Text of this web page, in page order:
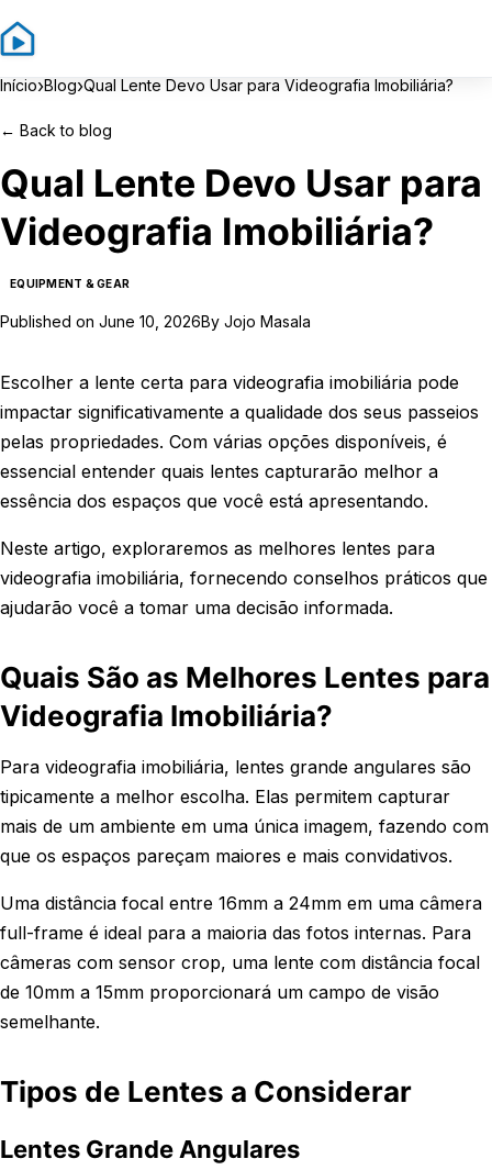
Início›Blog›Qual Lente Devo Usar para Videografia Imobiliária?
← Back to blog
Qual Lente Devo Usar para
Videografia Imobiliária?
EQUIPMENT & GEAR
Published on June 10, 2026By Jojo Masala
Escolher a lente certa para videografia imobiliária pode
impactar significativamente a qualidade dos seus passeios
pelas propriedades. Com várias opções disponíveis, é
essencial entender quais lentes capturarão melhor a
essência dos espaços que você está apresentando.
Neste artigo, exploraremos as melhores lentes para
videografia imobiliária, fornecendo conselhos práticos que
ajudarão você a tomar uma decisão informada.
Quais São as Melhores Lentes para
Videografia Imobiliária?
Para videografia imobiliária, lentes grande angulares são
tipicamente a melhor escolha. Elas permitem capturar
mais de um ambiente em uma única imagem, fazendo com
que os espaços pareçam maiores e mais convidativos.
Uma distância focal entre 16mm a 24mm em uma câmera
full-frame é ideal para a maioria das fotos internas. Para
câmeras com sensor crop, uma lente com distância focal
de 10mm a 15mm proporcionará um campo de visão
semelhante.
Tipos de Lentes a Considerar
Lentes Grande Angulares